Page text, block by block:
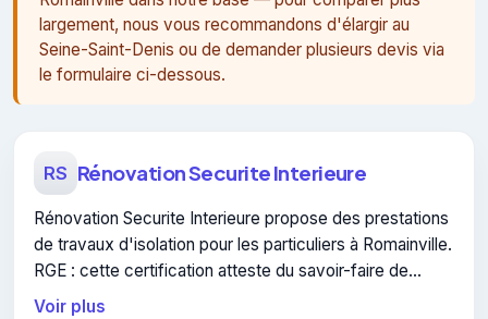
largement, nous vous recommandons d'élargir au
Seine-Saint-Denis ou de demander plusieurs devis via
le formulaire ci-dessous.
RS Rénovation Securite Interieure
Rénovation Securite Interieure propose des prestations
de travaux d'isolation pour les particuliers à Romainville.
RGE : cette certification atteste du savoir-faire de
l'entreprise.
Voir plus